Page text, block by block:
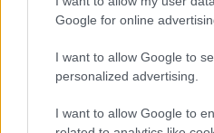
Google for online
I want to allow Google to
personalized advertising.
I want to allow Google to
valamint az elmúlt
Bugrisok után a
harmadik közös bemutatója.
Balogh Attila
Románia
rendezője, aki jelenleg a
Színház Harag György